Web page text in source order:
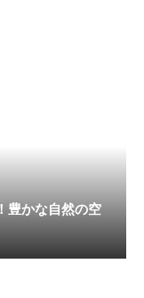
豊かな自然の空